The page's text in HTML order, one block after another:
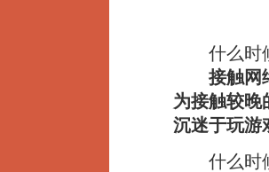
什么时候
接触网
为接触较晚
沉迷于玩游
什么时候